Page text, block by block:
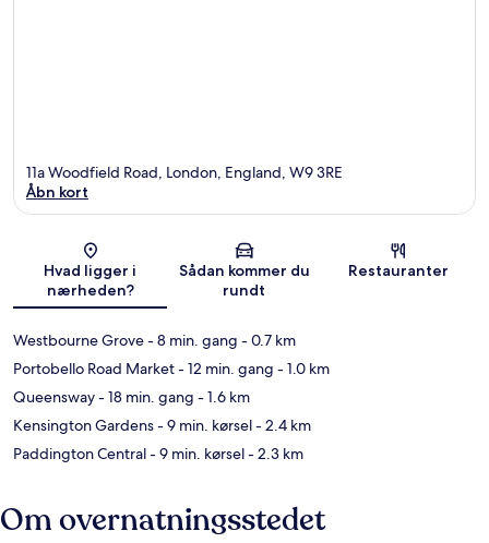
Kort
11a Woodfield Road, London, England, W9 3RE
Åbn kort
Hvad ligger i
nærheden?
Sådan kommer du
rundt
Restauranter
Westbourne Grove- 8 min. gang - 0.7 km
Portobello Road Market- 12 min. gang - 1.0 km
Queensway- 18 min. gang - 1.6 km
Kensington Gardens- 9 min. kørsel- 2.4 km
Paddington Central- 9 min. kørsel- 2.3 km
Om overnatningsstedet